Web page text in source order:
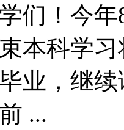
们！今
本科学
业，继
...